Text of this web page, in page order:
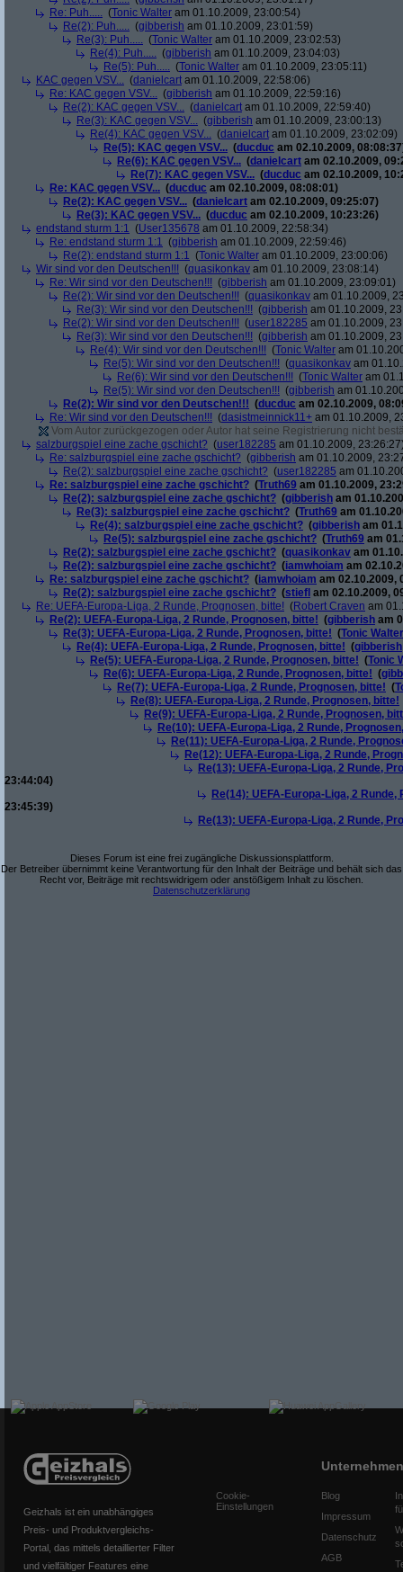
Re: Puh..... (Tonic Walter am 01.10.2009, 23:00:54)
Re(2): Puh..... (gibberish am 01.10.2009, 23:01:59)
Re(3): Puh..... (Tonic Walter am 01.10.2009, 23:02:53)
Re(4): Puh..... (gibberish am 01.10.2009, 23:04:03)
Re(5): Puh..... (Tonic Walter am 01.10.2009, 23:05:11)
KAC gegen VSV... (danielcart am 01.10.2009, 22:58:06)
Re: KAC gegen VSV... (gibberish am 01.10.2009, 22:59:16)
Re(2): KAC gegen VSV... (danielcart am 01.10.2009, 22:59:40)
Re(3): KAC gegen VSV... (gibberish am 01.10.2009, 23:00:13)
Re(4): KAC gegen VSV... (danielcart am 01.10.2009, 23:02:09)
Re(5): KAC gegen VSV... (ducduc am 02.10.2009,
Re(6): KAC gegen VSV... (danielcart am 02.10.2009,
Re(7): KAC gegen VSV... (ducduc am 02.10.2009,
Re: KAC gegen VSV... (ducduc am 02.10.2009, 08:08:01)
Re(2): KAC gegen VSV... (danielcart am 02.10.2009, 09:25:07)
Re(3): KAC gegen VSV... (ducduc am 02.10.2009, 10:23:26)
endstand sturm 1:1 (User135678 am 01.10.2009, 22:58:34)
Re: endstand sturm 1:1 (gibberish am 01.10.2009, 22:59:46)
Re(2): endstand sturm 1:1 (Tonic Walter am 01.10.2009, 23:00:06)
Wir sind vor den Deutschen!!! (quasikonkav am 01.10.2009, 23:08:14)
Re: Wir sind vor den Deutschen!!! (gibberish am 01.10.2009, 23:09:01)
Re(2): Wir sind vor den Deutschen!!! (quasikonkav am 01.10.2009,
Re(3): Wir sind vor den Deutschen!!! (gibberish am 01.10.2009,
Re(2): Wir sind vor den Deutschen!!! (user182285 am 01.10.2009,
Re(3): Wir sind vor den Deutschen!!! (gibberish am 01.10.2009,
Re(4): Wir sind vor den Deutschen!!! (Tonic Walter am
Re(5): Wir sind vor den Deutschen!!! (quasikonkav am
Re(6): Wir sind vor den Deutschen!!! (Tonic Walter am
Re(5): Wir sind vor den Deutschen!!! (gibberish am
Re(2): Wir sind vor den Deutschen!!! (ducduc am 02.10.2009,
Re: Wir sind vor den Deutschen!!! (dasistmeinnick11+ am 01.10.2009,
Vom Autor zurückgezogen oder Autor hat seine Registrierung nicht
salzburgspiel eine zache gschicht? (user182285 am 01.10.2009,
Re: salzburgspiel eine zache gschicht? (gibberish am 01.10.2009,
Re(2): salzburgspiel eine zache gschicht? (user182285 am
Re: salzburgspiel eine zache gschicht? (Truth69 am 01.10.2009,
Re(2): salzburgspiel eine zache gschicht? (gibberish am
Re(3): salzburgspiel eine zache gschicht? (Truth69 am
Re(4): salzburgspiel eine zache gschicht? (gibberish am
Re(5): salzburgspiel eine zache gschicht? (Truth69 am
Re(2): salzburgspiel eine zache gschicht? (quasikonkav am
Re(2): salzburgspiel eine zache gschicht? (iamwhoiam am
Re: salzburgspiel eine zache gschicht? (iamwhoiam am 02.10.2009,
Re(2): salzburgspiel eine zache gschicht? (stiefl am 02.10.2009,
Re: UEFA-Europa-Liga, 2 Runde, Prognosen, bitte! (Robert Craven am
Re(2): UEFA-Europa-Liga, 2 Runde, Prognosen, bitte! (gibberish am
Re(3): UEFA-Europa-Liga, 2 Runde, Prognosen, bitte! (Tonic Walter
Re(4): UEFA-Europa-Liga, 2 Runde, Prognosen, bitte! (gibberish
Re(5): UEFA-Europa-Liga, 2 Runde, Prognosen, bitte! (Tonic
Re(6): UEFA-Europa-Liga, 2 Runde, Prognosen, bitte! (
Re(7): UEFA-Europa-Liga, 2 Runde, Prognosen, bitte! (
Re(8): UEFA-Europa-Liga, 2 Runde, Prognosen, bitte!
Re(9): UEFA-Europa-Liga, 2 Runde, Prognosen,
Re(10): UEFA-Europa-Liga, 2 Runde,
Re(11): UEFA-Europa-Liga, 2 Runde,
Re(12): UEFA-Europa-Liga, 2 Runde,
Re(13): UEFA-Europa-Liga, 2 Runde,
23:44:04)
Re(14): UEFA-Europa-Liga, 2
23:45:39)
Re(13): UEFA-Europa-Liga, 2 Runde,
Dieses Forum ist eine frei zugängliche Diskussionsplattform.
Der Betreiber übernimmt keine Verantwortung für den Inhalt der Beiträge und behält sich das
Recht vor, Beiträge mit rechtswidrigem oder anstößigem Inhalt zu löschen.
Datenschutzerklärung
Geizhals ist ein unabhängiges
Preis- und Produktvergleichs-
Portal, das mittels detaillierter Filter
und vielfältiger Features eine
Cookie-
Einstellungen
Unternehmen
Blog
Impressum
Datenschutz
AGB